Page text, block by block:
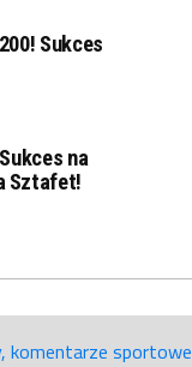
Sukces
na
Sztafet!